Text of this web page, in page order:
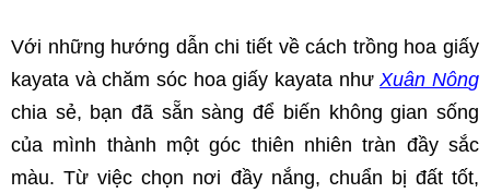
Với những hướng dẫn chi tiết về cách trồng hoa giấy
kayata và chăm sóc hoa giấy kayata như Xuân Nông
chia sẻ, bạn đã sẵn sàng để biến không gian sống
của mình thành một góc thiên nhiên tràn đầy sắc
màu. Từ việc chọn nơi đầy nắng, chuẩn bị đất tốt,